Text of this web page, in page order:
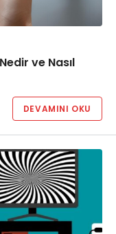
ve Nasıl
DEVAMINI OKU